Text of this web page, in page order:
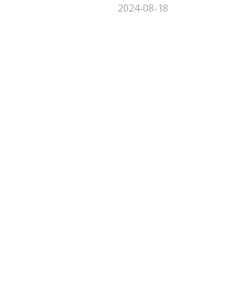
2024-08-18